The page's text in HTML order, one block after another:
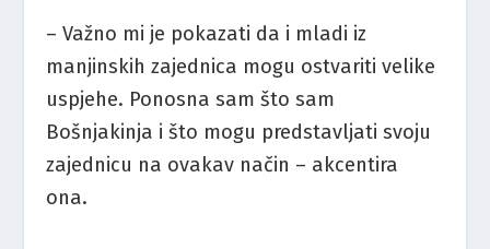
– Važno mi je pokazati da i mladi iz
manjinskih zajednica mogu ostvariti velike
uspjehe. Ponosna sam što sam
Bošnjakinja i što mogu predstavljati svoju
zajednicu na ovakav način – akcentira
ona.